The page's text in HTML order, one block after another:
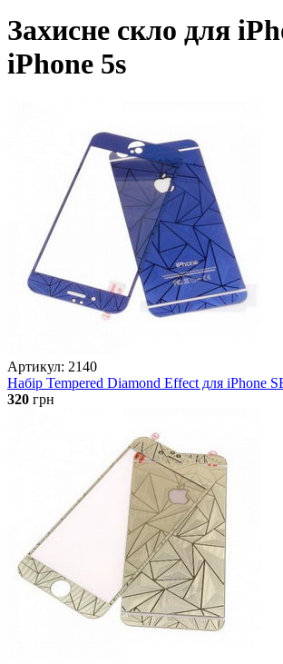
Захисне скло для
iPhone 5s
Артикул: 2140
Набір Tempered Diamond Effect для iPhone
320 грн